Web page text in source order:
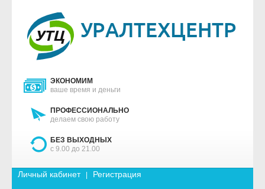
ЭКОНОМИМ
ваше время и деньги
ПРОФЕССИОНАЛЬНО
делаем свою работу
БЕЗ ВЫХОДНЫХ
с 9.00 до 21.00
Личный кабинет| Регистрация